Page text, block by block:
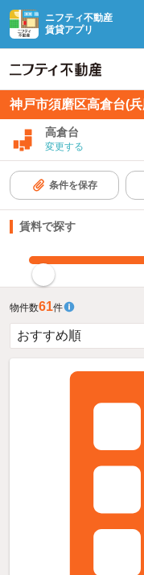
ニフティ不動産
賃貸アプリ
神戸市須磨区高倉台(
高倉台
変更する
条件を保存
賃料で探す
物件数61件